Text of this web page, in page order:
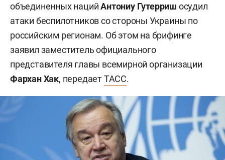
объединенных нацийАнтониу Гутерриш осудил
атаки беспилотников со стороны Украины по
российским регионам. Об этом на брифинге
заявил заместитель официального
представителя главы всемирной организации
Фархан Хак, передаетТАСС.